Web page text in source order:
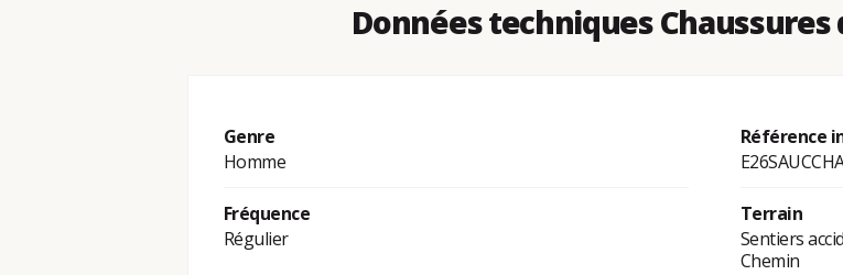
Données techniques
Genre
Homme
Référence
Fréquence
Régulier
Terrain
Sentiers
Chemin